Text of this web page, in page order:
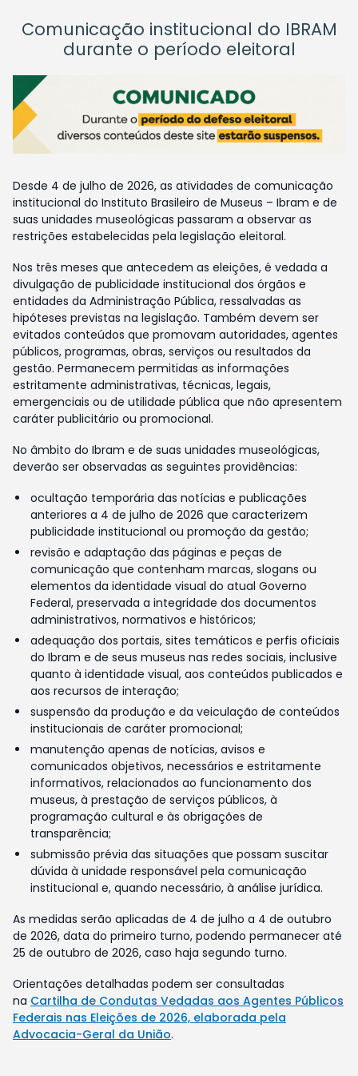
Comunicação institucional do IBRAM
durante o período eleitoral
Desde 4 de julho de 2026, as atividades de comunicação
institucional do Instituto Brasileiro de Museus – Ibram e de
suas unidades museológicas passaram a observar as
restrições estabelecidas pela legislação eleitoral.
Nos três meses que antecedem as eleições, é vedada a
divulgação de publicidade institucional dos órgãos e
entidades da Administração Pública, ressalvadas as
hipóteses previstas na legislação. Também devem ser
evitados conteúdos que promovam autoridades, agentes
públicos, programas, obras, serviços ou resultados da
gestão. Permanecem permitidas as informações
estritamente administrativas, técnicas, legais,
emergenciais ou de utilidade pública que não apresentem
caráter publicitário ou promocional.
No âmbito do Ibram e de suas unidades museológicas,
deverão ser observadas as seguintes providências:
ocultação temporária das notícias e publicações
anteriores a 4 de julho de 2026 que caracterizem
publicidade institucional ou promoção da gestão;
revisão e adaptação das páginas e peças de
comunicação que contenham marcas, slogans ou
elementos da identidade visual do atual Governo
Federal, preservada a integridade dos documentos
administrativos, normativos e históricos;
adequação dos portais, sites temáticos e perfis oficiais
do Ibram e de seus museus nas redes sociais, inclusive
quanto à identidade visual, aos conteúdos publicados e
aos recursos de interação;
suspensão da produção e da veiculação de conteúdos
institucionais de caráter promocional;
manutenção apenas de notícias, avisos e
comunicados objetivos, necessários e estritamente
informativos, relacionados ao funcionamento dos
museus, à prestação de serviços públicos, à
programação cultural e às obrigações de
transparência;
submissão prévia das situações que possam suscitar
dúvida à unidade responsável pela comunicação
institucional e, quando necessário, à análise jurídica.
As medidas serão aplicadas de 4 de julho a 4 de outubro
de 2026, data do primeiro turno, podendo permanecer até
25 de outubro de 2026, caso haja segundo turno.
Orientações detalhadas podem ser consultadas
na Cartilha de Condutas Vedadas aos Agentes Públicos
Federais nas Eleições de 2026, elaborada pela
Advocacia-Geral da União.